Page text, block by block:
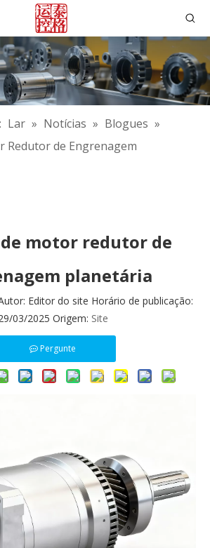
Lar » Notícias » Blogues »
Redutor de Engrenagem
de motor redutor de
planetária
Editor do site Horário de publicação:
03/2025 Origem: Site
Pergunte